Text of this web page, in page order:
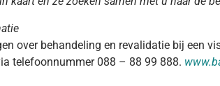
over behandeling en revalidatie bij een
telefoonnummer 088 – 88 99 888.